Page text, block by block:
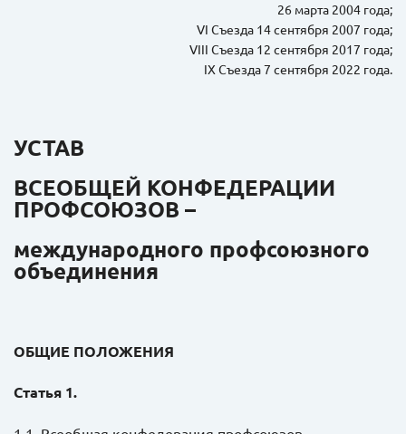
26 марта 2004 года;
VI Съезда 14 сентября 2007 года;
VIII Съезда 12 сентября 2017 года;
IX Съезда 7 сентября 2022 года.
УСТАВ
ВСЕОБЩЕЙ КОНФЕДЕРАЦИИ
ПРОФСОЮЗОВ –
международного профсоюзного
объединения
ОБЩИЕ ПОЛОЖЕНИЯ
Статья 1.